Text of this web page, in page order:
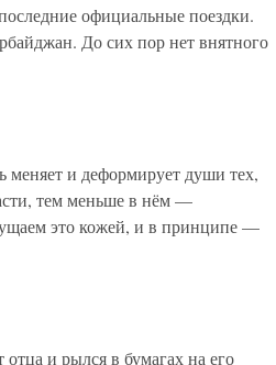
официальные поездки.
До сих пор нет внятного
и деформирует души тех,
тем меньше в нём —
это кожей, и в принципе —
отца и рылся в бумагах на его